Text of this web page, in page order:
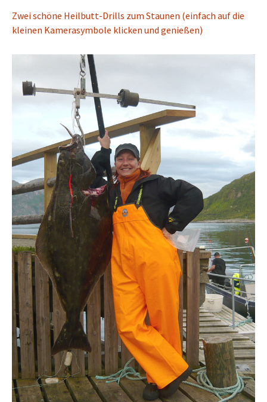
Zwei schöne Heilbutt-Drills zum Staunen (einfach auf die
kleinen Kamerasymbole klicken und genießen)